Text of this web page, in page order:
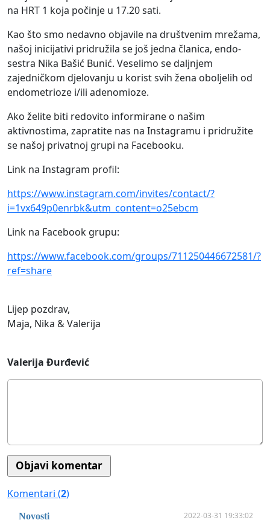
na HRT 1 koja počinje u 17.20 sati.
Kao što smo nedavno objavile na društvenim mrežama,
našoj inicijativi pridružila se još jedna članica, endo-
sestra Nika Bašić Bunić. Veselimo se daljnjem
zajedničkom djelovanju u korist svih žena oboljelih od
endometrioze i/ili adenomioze.
Ako želite biti redovito informirane o našim
aktivnostima, zapratite nas na Instagramu i pridružite
se našoj privatnoj grupi na Facebooku.
Link na Instagram profil:
https://www.instagram.com/invites/contact/?
i=1vx649p0enrbk&utm_content=o25ebcm
Link na Facebook grupu:
https://www.facebook.com/groups/711250446672581/?
ref=share
Lijep pozdrav,
Maja, Nika & Valerija
Valerija Đurđević
Komentari (2)
Novosti 2022-03-31 19:33:02